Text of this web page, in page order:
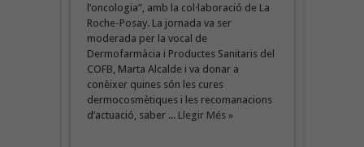
l’oncologia”, amb la col·laboració de La
Roche-Posay. La jornada va ser
moderada per la vocal de
Dermofarmàcia i Productes Sanitaris del
COFB, Marta Alcalde i va donar a
conèixer quines són les cures
dermocosmètiques i les recomanacions
d’actuació, saber ... Llegir Més »